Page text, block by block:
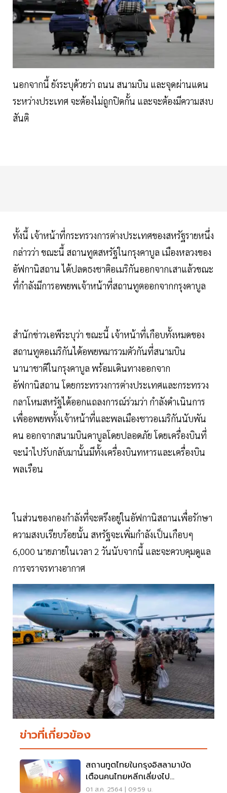
นอกจากนี้ ยังระบุด้วยว่า ถนน สนามบิน และจุดผ่านแดน
ระหว่างประเทศ จะต้องไม่ถูกปิดกั้น และจะต้องมีความสงบ
สันติ
ทั้งนี้ เจ้าหน้าที่กระทรวงการต่างประเทศของสหรัฐรายหนึ่ง
กล่าวว่า ขณะนี้ สถานทูตสหรัฐในกรุงคาบูล เมืองหลวงของ
อัฟกานิสถาน ได้ปลดธงชาติอเมริกันออกจากเสาแล้วขณะ
ที่กำลังมีการอพยพเจ้าหน้าที่สถานทูตออกจากกรุงคาบูล
สำนักข่าวเอพีระบุว่า ขณะนี้ เจ้าหน้าที่เกือบทั้งหมดของ
สถานทูตอเมริกันได้อพยพมารวมตัวกันที่สนามบิน
นานาชาติในกรุงคาบูล พร้อมเดินทางออกจาก
อัฟกานิสถาน โดยกระทรวงการต่างประเทศและกระทรวง
กลาโหมสหรัฐได้ออกแถลงการณ์ร่วมว่า กำลังดำเนินการ
เพื่ออพยพทั้งเจ้าหน้าที่และพลเมืองชาวอเมริกันนับพัน
คน ออกจากสนามบินคาบูลโดยปลอดภัย โดยเครื่องบินที่
จะนำไปรับกลับมานั้นมีทั้งเครื่องบินทหารและเครื่องบิน
พลเรือน
ในส่วนของกองกำลังที่จะตรึงอยู่ในอัฟกานิสถานเพื่อรักษา
ความสงบเรียบร้อยนั้น สหรัฐจะเพิ่มกำลังเป็นเกือบๆ
6,000 นายภายในเวลา 2 วันนับจากนี้ และจะควบคุมดูแล
การจราจรทางอากาศ
ข่าวที่เกี่ยวข้อง
สถานทูตไทยในกรุงอิสลามาบัด
เตือนคนไทยหลีกเลี่ยงไป
อัฟกานิสถาน
01 ส.ค. 2564 | 09:59 น.